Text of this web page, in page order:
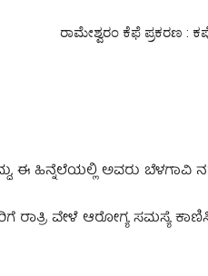
ರಾಮೇಶ್ವರಂ ಕೆಫೆ ಪ್ರಕರಣ :
ಹಿನ್ನೆಲೆಯಲ್ಲಿ ಅವರು ಬೆಳಗಾವಿ
ವೇಳೆ ಆರೋಗ್ಯ ಸಮಸ್ಯೆ